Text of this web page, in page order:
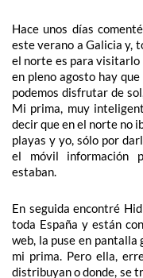
Hace unos días
este verano a Galicia y,
el norte es para visitarlo
en pleno agosto hay
podemos disfrutar de
Mi prima, muy
decir que en el norte no
playas y yo, sólo por
el móvil información
estaban.
En seguida encontré
toda España y están
web, la puse en
mi prima. Pero ella,
distribuyan o donde, se